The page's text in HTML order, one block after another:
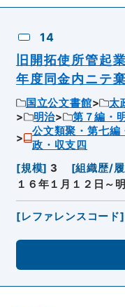
14
旧開拓使所管起
年度同金内ニテ
国立公文書館 太
明治
第７編・
公文類聚・第七編
政・収支四
[規模] 3 [組織歴/
１６年１月１２日～
[レファレンスコード]